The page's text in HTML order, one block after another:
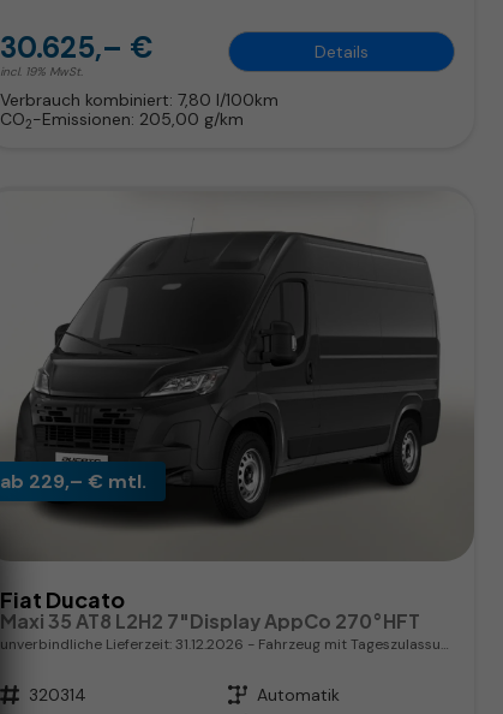
30.625,– €
incl. 19% MwSt.
Details
Verbrauch kombiniert:7,80 l/100km
CO2-Emissionen: 205,00 g/km
ab 229,– € mtl.
Fiat Ducato
Maxi 35 AT8 L2H2 7"Display AppCo 270°HFT
unverbindliche Lieferzeit:31.12.2026 Fahrzeug mit Tageszulassung
Fahrzeugnr. 320314 Getriebe Automatik